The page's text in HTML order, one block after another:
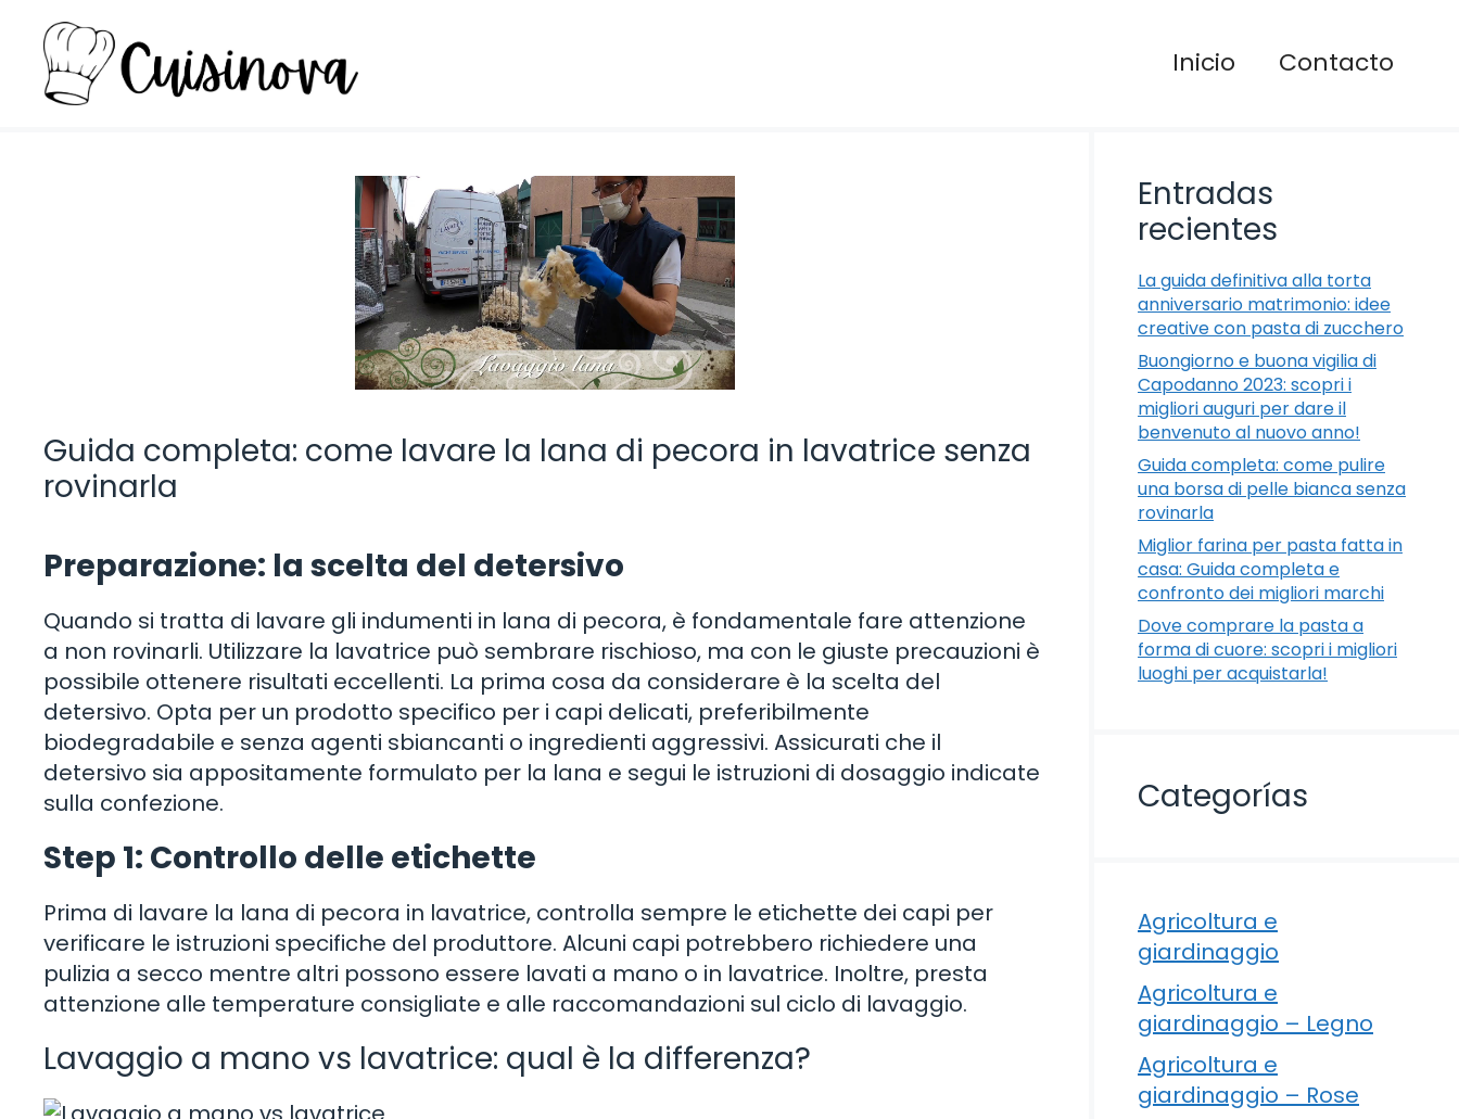
contenuto
Inicio Contacto
Guida completa: come lavare la lana di pecora in lavatrice senza
rovinarla
Preparazione: la scelta del detersivo
Quando si tratta di lavare gli indumenti in lana di pecora, è fondamentale fare attenzione
a non rovinarli. Utilizzare la lavatrice può sembrare rischioso, ma con le giuste precauzioni è
possibile ottenere risultati eccellenti. La prima cosa da considerare è la scelta del
detersivo. Opta per un prodotto specifico per i capi delicati, preferibilmente
biodegradabile e senza agenti sbiancanti o ingredienti aggressivi. Assicurati che il
detersivo sia appositamente formulato per la lana e segui le istruzioni di dosaggio indicate
sulla confezione.
Step 1: Controllo delle etichette
Prima di lavare la lana di pecora in lavatrice, controlla sempre le etichette dei capi per
verificare le istruzioni specifiche del produttore. Alcuni capi potrebbero richiedere una
pulizia a secco mentre altri possono essere lavati a mano o in lavatrice. Inoltre, presta
attenzione alle temperature consigliate e alle raccomandazioni sul ciclo di lavaggio.
Lavaggio a mano vs lavatrice: qual è la differenza?
Entradas
recientes
La guida definitiva alla torta
anniversario matrimonio: idee
creative con pasta di zucchero
Buongiorno e buona vigilia di
Capodanno 2023: scopri i
migliori auguri per dare il
benvenuto al nuovo anno!
Guida completa: come pulire
una borsa di pelle bianca senza
rovinarla
Miglior farina per pasta fatta in
casa: Guida completa e
confronto dei migliori marchi
Dove comprare la pasta a
forma di cuore: scopri i migliori
luoghi per acquistarla!
Categorías
Agricoltura e
giardinaggio
Agricoltura e
giardinaggio – Legno
Agricoltura e
giardinaggio – Rose